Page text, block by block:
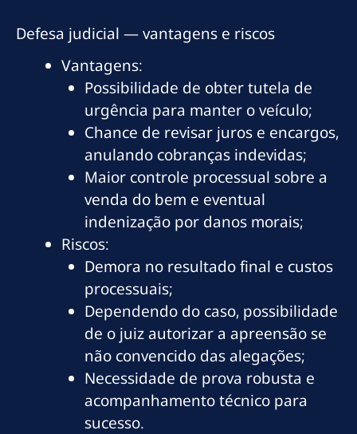
Defesa judicial — vantagens e riscos
Vantagens:
Possibilidade de obter tutela de
urgência para manter o veículo;
Chance de revisar juros e encargos,
anulando cobranças indevidas;
Maior controle processual sobre a
venda do bem e eventual
indenização por danos morais;
Riscos:
Demora no resultado final e custos
processuais;
Dependendo do caso, possibilidade
de o juiz autorizar a apreensão se
não convencido das alegações;
Necessidade de prova robusta e
acompanhamento técnico para
sucesso.